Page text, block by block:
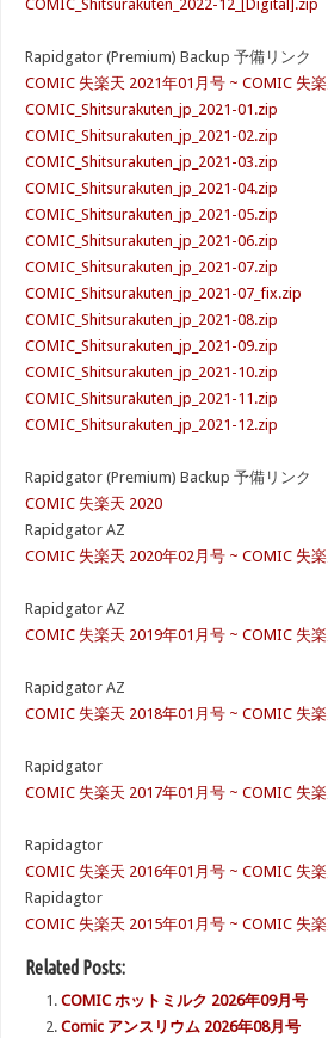
COMIC_Shitsurakuten_2022-12_[Digital].zip
Rapidgator (Premium) Backup 予備リンク
COMIC 失楽天 2021年01月号 ~ COMIC 失
COMIC_Shitsurakuten_jp_2021-01.zip
COMIC_Shitsurakuten_jp_2021-02.zip
COMIC_Shitsurakuten_jp_2021-03.zip
COMIC_Shitsurakuten_jp_2021-04.zip
COMIC_Shitsurakuten_jp_2021-05.zip
COMIC_Shitsurakuten_jp_2021-06.zip
COMIC_Shitsurakuten_jp_2021-07.zip
COMIC_Shitsurakuten_jp_2021-07_fix.zip
COMIC_Shitsurakuten_jp_2021-08.zip
COMIC_Shitsurakuten_jp_2021-09.zip
COMIC_Shitsurakuten_jp_2021-10.zip
COMIC_Shitsurakuten_jp_2021-11.zip
COMIC_Shitsurakuten_jp_2021-12.zip
Rapidgator (Premium) Backup 予備リンク
COMIC 失楽天 2020
Rapidgator AZ
COMIC 失楽天 2020年02月号 ~ COMIC 失
Rapidgator AZ
COMIC 失楽天 2019年01月号 ~ COMIC 失
Rapidgator AZ
COMIC 失楽天 2018年01月号 ~ COMIC 失
Rapidgator
COMIC 失楽天 2017年01月号 ~ COMIC 失
Rapidagtor
COMIC 失楽天 2016年01月号 ~ COMIC 失
Rapidagtor
COMIC 失楽天 2015年01月号 ~ COMIC 失
Related Posts:
COMIC ホットミルク 2026年09月号
Comic アンスリウム 2026年08月号